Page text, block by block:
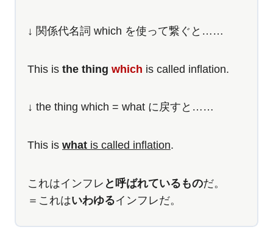
↓ 関係代名詞 which を使って繋ぐと……
This is the thing which is called inflation.
↓ the thing which = what に戻すと……
This is what is called inflation.
これはインフレ と呼ばれているものだ。
＝これはいわゆるインフレだ。